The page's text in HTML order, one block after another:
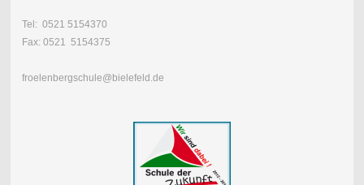
Tel: 0521 5154370
Fax: 0521 5154375
froelenbergschule@bielefeld.de